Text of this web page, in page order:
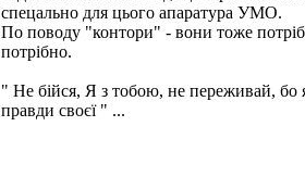
спецально для цього апаратура УМО.
По поводу "контори" - вони тоже
потрібно.
" Не бійся, Я з тобою, не переживай,
правди своєї " ...